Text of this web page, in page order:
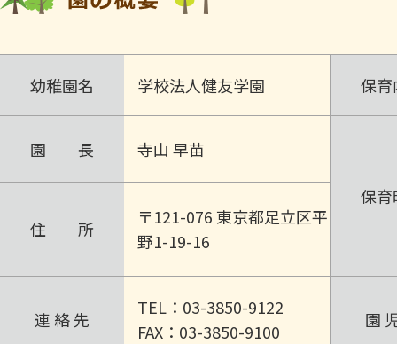
幼稚園名 学校法人健友学園 保
園 長 寺山 早苗
保
住 所
〒121-076 東京都足立区平
野1-19-16
連 絡 先
TEL：03-3850-9122
FAX：03-3850-9100
園